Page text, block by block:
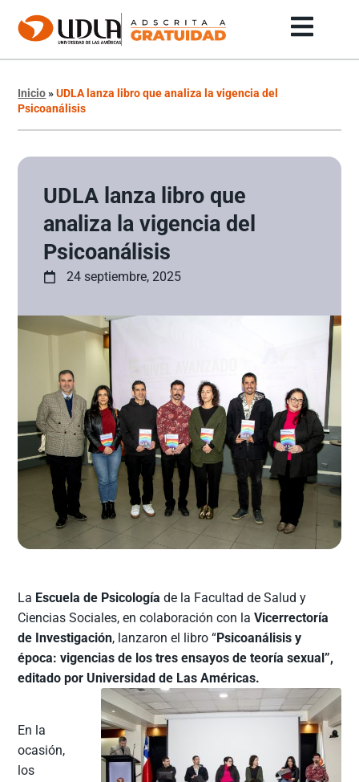
Inicio»UDLA lanza libro que analiza la vigencia del
Psicoanálisis
UDLA lanza libro que
analiza la vigencia del
Psicoanálisis
24 septiembre, 2025
La Escuela de Psicologíade la Facultad de Salud y
Ciencias Sociales, en colaboración con la Vicerrectoría
de Investigación, lanzaron el libro “Psicoanálisis y
época: vigencias de los tres ensayos de teoría sexual”,
editado por Universidad de Las Américas.
En la
ocasión,
los